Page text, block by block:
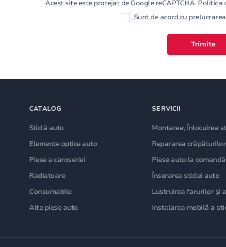
Acest site este protejat de Google reCAPTCHA. Politica
Sunt de acord cu
Trimite
CATALOG
Sticlă auto
Elemente optice auto
Piese a caroseriei
Radiatoare
Consumabile
Alte piese auto
SERVICII
Montarea, Înlocuirea
Repararea
Piese auto la comandă
Înserarea sticlei auto
Lustruirea farurilor și
Instalarea mobilă a